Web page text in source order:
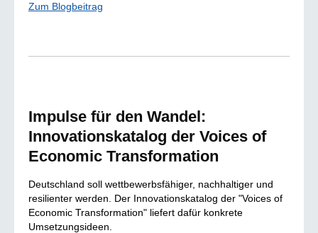
Zum Blogbeitrag
Impulse für den Wandel:
Innovationskatalog der Voices of
Economic Transformation
Deutschland soll wettbewerbsfähiger, nachhaltiger und
resilienter werden. Der Innovationskatalog der "Voices of
Economic Transformation" liefert dafür konkrete
Umsetzungsideen.